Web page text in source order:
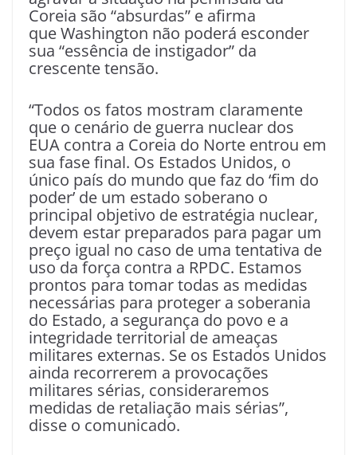
Coreia são “absurdas” e afirma
que Washington não poderá esconder
sua “essência de instigador” da
crescente tensão.
“Todos os fatos mostram claramente
que o cenário de guerra nuclear dos
EUA contra a Coreia do Norte entrou em
sua fase final. Os Estados Unidos, o
único país do mundo que faz do ‘fim do
poder’ de um estado soberano o
principal objetivo de estratégia nuclear,
devem estar preparados para pagar um
preço igual no caso de uma tentativa de
uso da força contra a RPDC. Estamos
prontos para tomar todas as medidas
necessárias para proteger a soberania
do Estado, a segurança do povo e a
integridade territorial de ameaças
militares externas. Se os Estados Unidos
ainda recorrerem a provocações
militares sérias, consideraremos
medidas de retaliação mais sérias”,
disse o comunicado.